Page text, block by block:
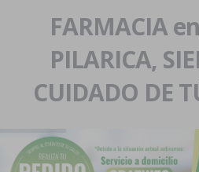
La farmacia
Nuestra historia
Nuestro equipo
Eventos
Servicios y reservas
Pedidos express
Blog
FARMACIA
PILARICA,
CUIDADO DE